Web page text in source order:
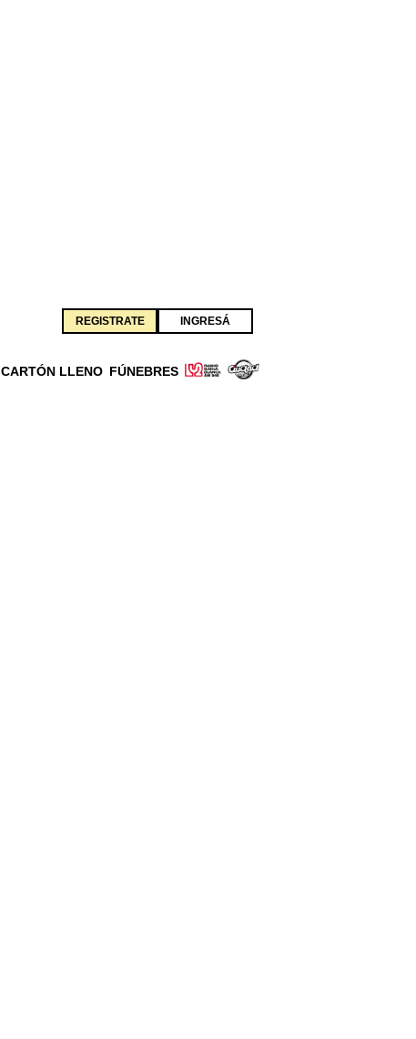
REGISTRATE INGRESÁ
CARTÓN LLENO FÚNEBRES